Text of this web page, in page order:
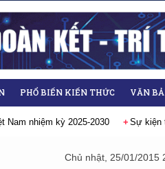
PHỔ BIẾN KIẾN THỨC VĂN
Nam nhiệm kỳ 2025-2030 Sự kiện
Chủ nhật, 25/01/2015